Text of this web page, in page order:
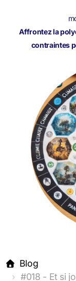
Affrontez la
contraintes
Blog
#018 - Et si